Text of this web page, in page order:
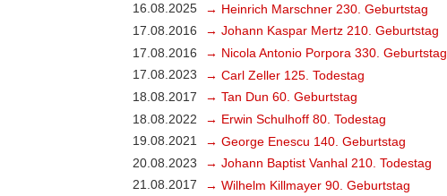
16.08.2025
→ Heinrich Marschner 230. Geburtstag
17.08.2016
→ Johann Kaspar Mertz 210. Geburtstag
17.08.2016
→ Nicola Antonio Porpora 330. Geburtstag
17.08.2023
→ Carl Zeller 125. Todestag
18.08.2017
→ Tan Dun 60. Geburtstag
18.08.2022
→ Erwin Schulhoff 80. Todestag
19.08.2021
→ George Enescu 140. Geburtstag
20.08.2023
→ Johann Baptist Vanhal 210. Todestag
21.08.2017
→ Wilhelm Killmayer 90. Geburtstag